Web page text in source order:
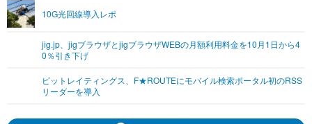
グラビア
ショッピング その他
ライフTOP
その他
リリース一覧
10G光回線導入レポ
jig.jp、jigブラウザとjigブラウザWEBの月額利用料金を10月1日から4
0％引き下げ
ビットレイティングス、F★ROUTEにモバイル検索ポータル初のRSS
リーダーを導入